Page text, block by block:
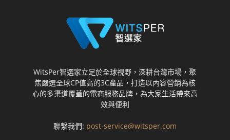
WitsPer智選家立足於全球視野，深耕台灣市場，聚
焦嚴選全球CP值高的3C產品，打造以內容營銷為核
心的多渠道覆蓋的電商服務品牌，為大家生活帶來高
效與便利
聯繫我們: post-service@witsper.com